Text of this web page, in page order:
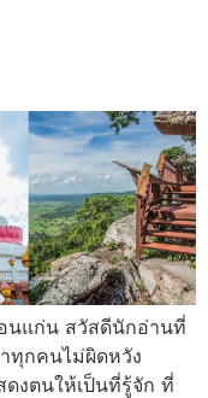
นแก่น สวัสดีนักอ่านที่
ทุกคนไม่ผิดหวัง
งตนให้เป็นที่รู้จัก ที่